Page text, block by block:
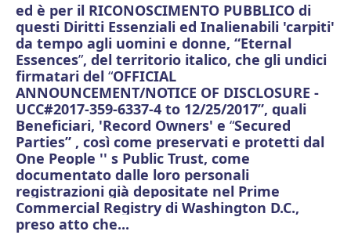
ed è per il RICONOSCIMENTO PUBBLICO di
questi Diritti Essenziali ed Inalienabili 'carpiti'
da tempo agli uomini e donne, “Eternal
Essences”, del territorio italico, che gli undici
firmatari del “OFFICIAL
ANNOUNCEMENT/NOTICE OF DISCLOSURE -
UCC#2017-359-6337-4 to 12/25/2017”, quali
Beneficiari, 'Record Owners' e “Secured
Parties” , così come preservati e protetti dal
One People '' s Public Trust, come
documentato dalle loro personali
registrazioni già depositate nel Prime
Commercial Registry di Washington D.C.,
preso atto che...